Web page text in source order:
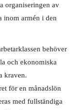
organiseringen av
inom armén i den
behöver
och ekonomiska
kraven.
för en månadslön
med fullständiga